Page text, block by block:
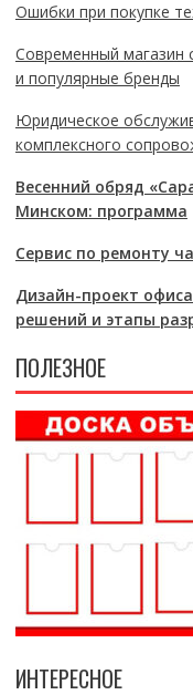
Ошибки при покупке
Современный магазин
и популярные бренды
Юридическое
комплексного
Весенний обряд
Минском: программа
Сервис по ремонту
Дизайн-проект
решений и этапы
ПОЛЕЗНОЕ
ИНТЕРЕСНОЕ